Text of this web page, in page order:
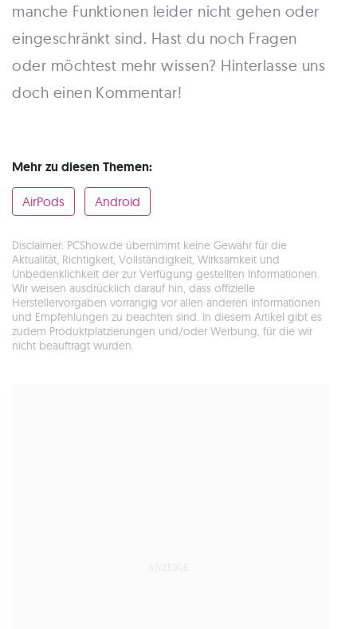
manche Funktionen leider nicht gehen oder
eingeschränkt sind. Hast du noch Fragen
oder möchtest mehr wissen? Hinterlasse uns
doch einen Kommentar!
Mehr zu diesen Themen:
AirPods Android
Disclaimer: PCShow.de übernimmt keine Gewähr für die
Aktualität, Richtigkeit, Vollständigkeit, Wirksamkeit und
Unbedenklichkeit der zur Verfügung gestellten Informationen.
Wir weisen ausdrücklich darauf hin, dass offizielle
Herstellervorgaben vorrangig vor allen anderen Informationen
und Empfehlungen zu beachten sind. In diesem Artikel gibt es
zudem Produktplatzierungen und/oder Werbung, für die wir
nicht beauftragt wurden.